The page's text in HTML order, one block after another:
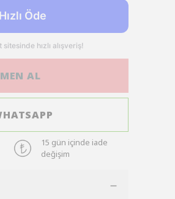
AL
15 gün içinde iade
değişim